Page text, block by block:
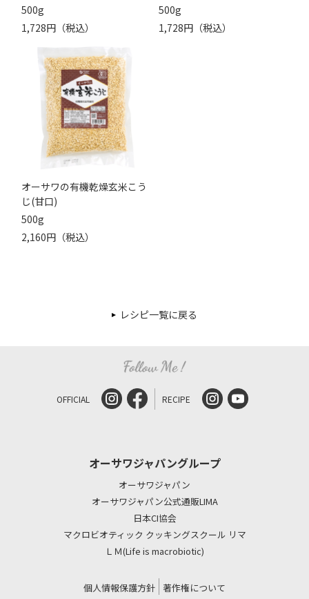
500g
1,728円（税込）
500g
1,728円（税込）
オーサワの有機乾燥玄米こう
じ(甘口)
500g
2,160円（税込）
レシピ一覧に戻る
OFFICIAL RECIPE
オーサワジャパングループ
オーサワジャパン
オーサワジャパン公式通販LIMA
日本CI協会
マクロビオティック クッキングスクール リマ
ＬＭ(Life is macrobiotic)
個人情報保護方針 著作権について